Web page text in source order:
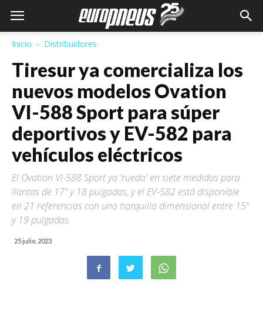
Inicio Distribuidores
Tiresur ya comercializa los
nuevos modelos Ovation
VI-588 Sport para súper
deportivos y EV-582 para
vehículos eléctricos
El Ovation VI-588 Sport ya 'rueda' en siete medidas para
llantas de 17" y 18 pulgadas, y el EV-582 está disponible
en 21 referencias con una horquilla dimensional entre 15"
y 19 pulgadas.
25 julio, 2023